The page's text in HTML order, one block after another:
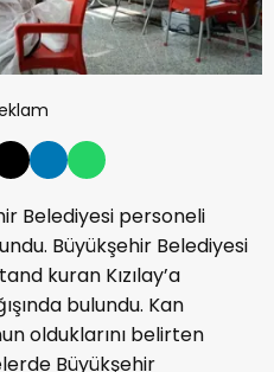
Belediyesi personeli
Büyükşehir Belediyesi
kuran Kızılay’a
bulundu. Kan
olduklarını belirten
Büyükşehir